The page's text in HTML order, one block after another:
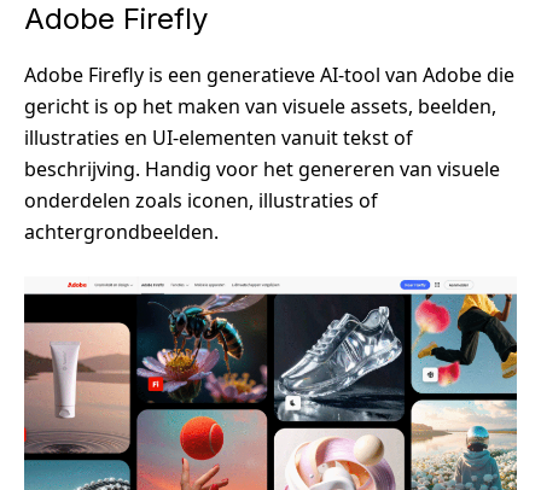
Adobe Firefly
Adobe Firefly is een generatieve AI-tool van Adobe die
gericht is op het maken van visuele assets, beelden,
illustraties en UI-elementen vanuit tekst of
beschrijving. Handig voor het genereren van visuele
onderdelen zoals iconen, illustraties of
achtergrondbeelden.